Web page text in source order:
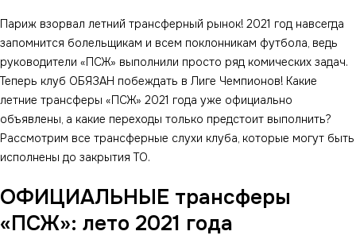
Париж взорвал летний трансферный рынок! 2021 год навсегда
запомнится болельщикам и всем поклонникам футбола, ведь
руководители «ПСЖ» выполнили просто ряд комических задач.
Теперь клуб ОБЯЗАН побеждать в Лиге Чемпионов! Какие
летние трансферы «ПСЖ» 2021 года уже официально
объявлены, а какие переходы только предстоит выполнить?
Рассмотрим все трансферные слухи клуба, которые могут быть
исполнены до закрытия ТО.
ОФИЦИАЛЬНЫЕ трансферы
«ПСЖ»: лето 2021 года